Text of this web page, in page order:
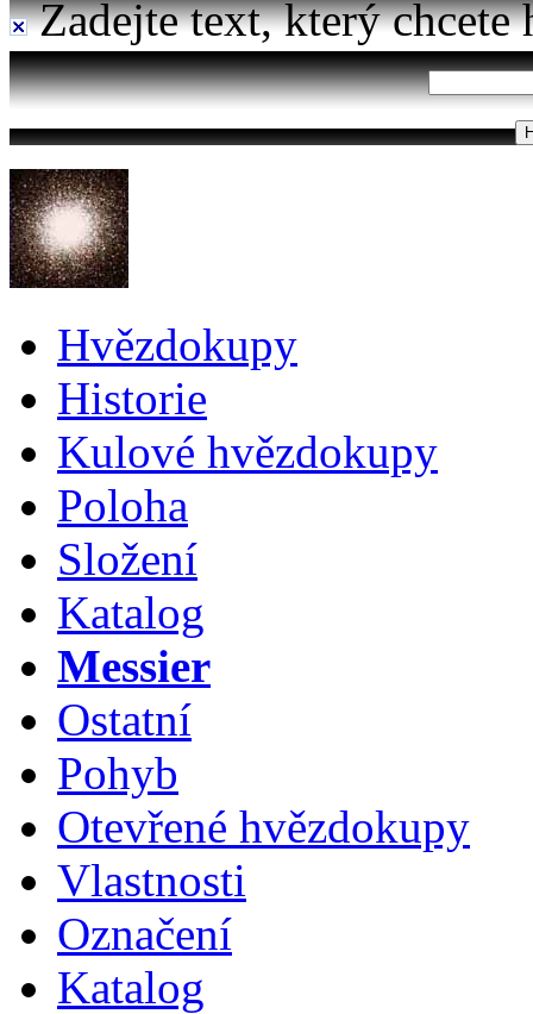
Zadejte text, který chcete
Hvězdokupy
Historie
Kulové hvězdokupy
Poloha
Složení
Katalog
Messier
Ostatní
Pohyb
Otevřené hvězdokupy
Vlastnosti
Označení
Katalog